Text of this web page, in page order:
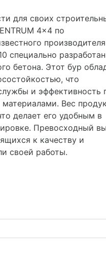
для своих
4x4 по
производителя
специально
бетона. Этот бур
что
и эффективность
Вес
делает его удобным в
Превосходный
к качеству и
своей работы.